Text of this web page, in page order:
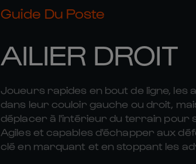
Guide Du Poste
AILIER DROIT
Joueurs rapides en bout de ligne, les
dans leur couloir gauche ou droit,
déplacer à l'intérieur du terrain pour
Agiles et capables d'échapper aux
clé en marquant et en stoppant les